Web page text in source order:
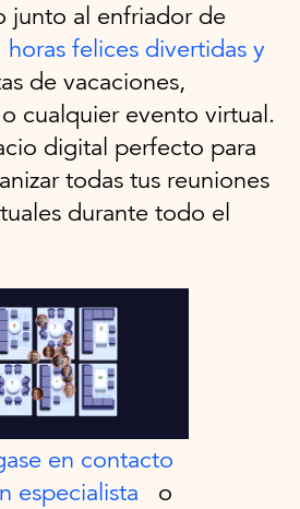
junto al enfriador de
horas felices divertidas y
de vacaciones,
cualquier evento virtual.
digital perfecto para
todas tus reuniones
durante todo el
en contacto
especialista
o